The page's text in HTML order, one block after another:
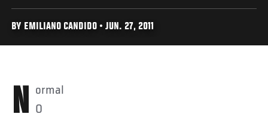
BY EMILIANO CANDIDO • JUN. 27, 2011
Normal
0